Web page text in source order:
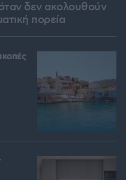
δεν ακολουθούν
πορεία